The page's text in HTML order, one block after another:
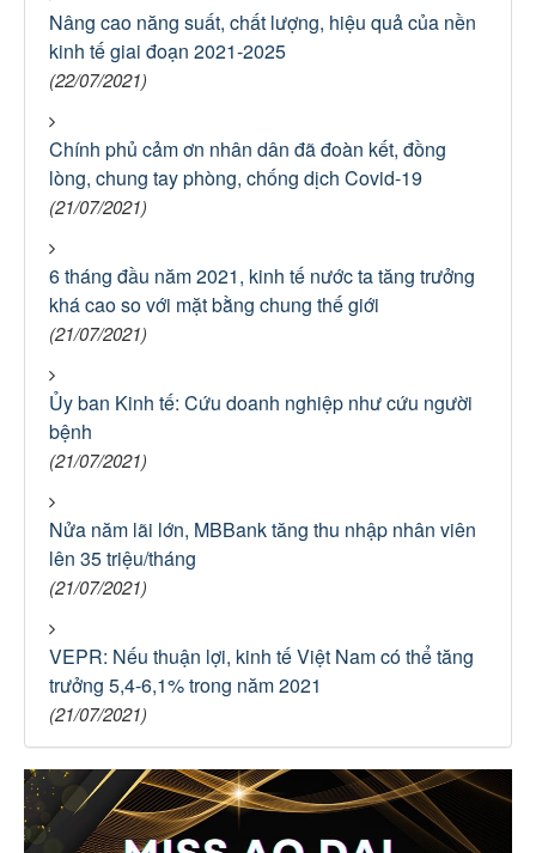
Nâng cao năng suất, chất lượng, hiệu quả của nền
kinh tế giai đoạn 2021-2025
(22/07/2021)
Chính phủ cảm ơn nhân dân đã đoàn kết, đồng
lòng, chung tay phòng, chống dịch Covid-19
(21/07/2021)
6 tháng đầu năm 2021, kinh tế nước ta tăng trưởng
khá cao so với mặt bằng chung thế giới
(21/07/2021)
Ủy ban Kinh tế: Cứu doanh nghiệp như cứu người
bệnh
(21/07/2021)
Nửa năm lãi lớn, MBBank tăng thu nhập nhân viên
lên 35 triệu/tháng
(21/07/2021)
VEPR: Nếu thuận lợi, kinh tế Việt Nam có thể tăng
trưởng 5,4-6,1% trong năm 2021
(21/07/2021)